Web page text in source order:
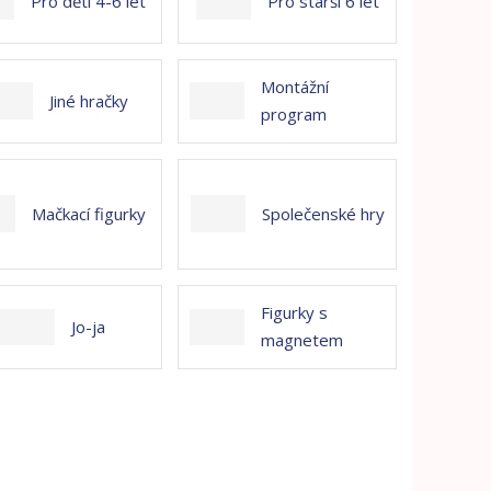
Jiné hračky
Montážní
program
Mačkací figurky Společenské hry
Jo-ja
Figurky s
magnetem